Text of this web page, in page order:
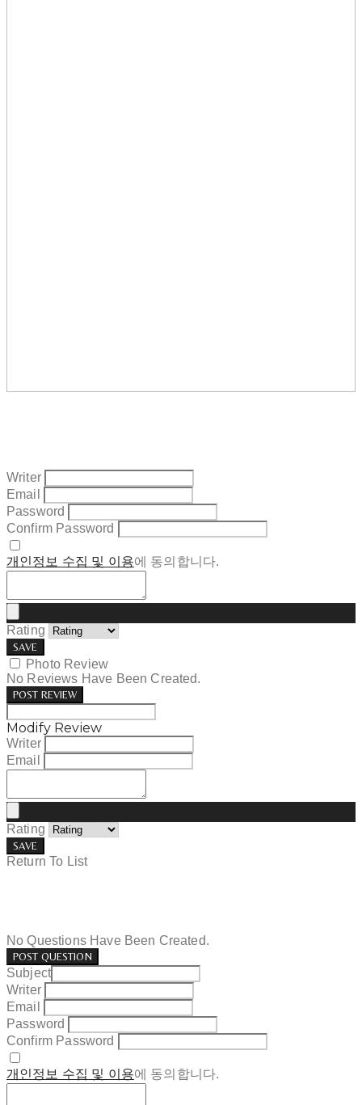
Writer
Email
Password
Confirm Password
개인정보 수집 및 이용에 동의합니다.
Rating
SAVE
Photo Review
No Reviews Have Been Created.
POST REVIEW
Modify Review
Writer
Email
Rating
SAVE
Return To List
No Questions Have Been Created.
POST QUESTION
Subject
Writer
Email
Password
Confirm Password
개인정보 수집 및 이용에 동의합니다.